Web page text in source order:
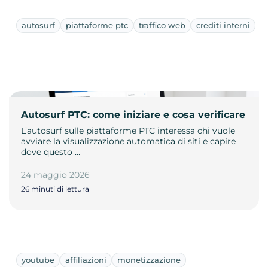
autosurf piattaforme ptc traffico web crediti interni
Autosurf PTC: come iniziare e cosa verificare
L’autosurf sulle piattaforme PTC interessa chi vuole
avviare la visualizzazione automatica di siti e capire
dove questo …
24 maggio 2026
26 minuti di lettura
youtube affiliazioni
monetizzazione